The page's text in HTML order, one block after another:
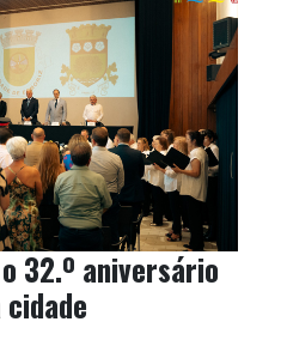
32.º aniversário